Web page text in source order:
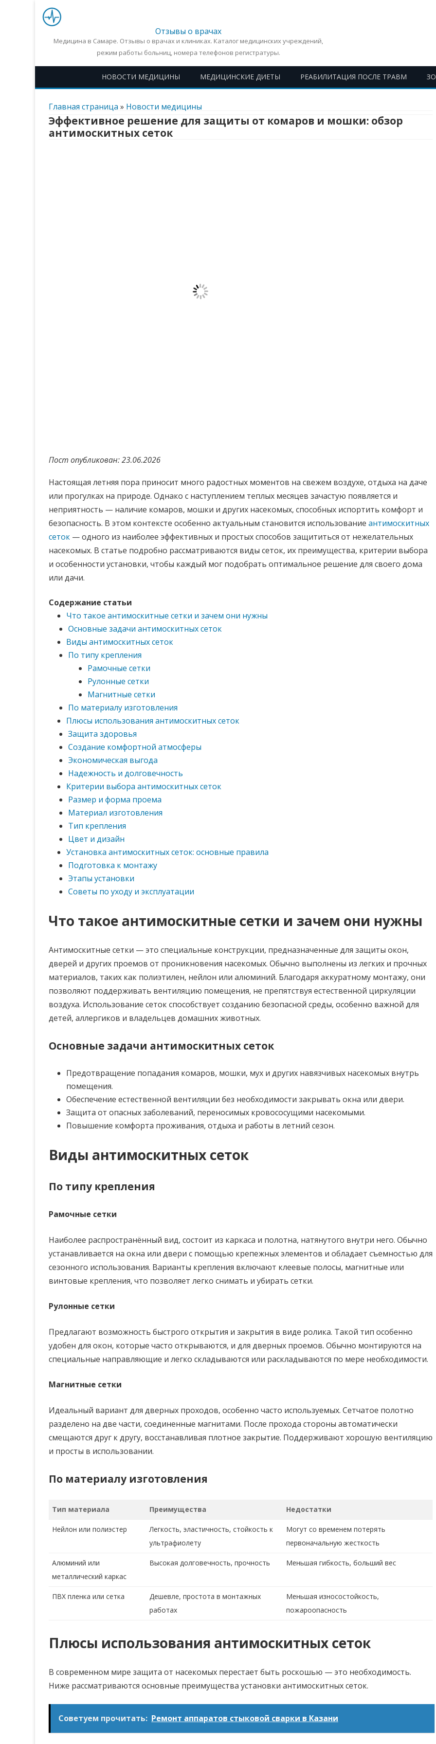
Отзывы о врачах
Медицина в Самаре. Отзывы о врачах и клиниках. Каталог медицинских учреждений,
режим работы больниц, номера телефонов регистратуры.
НОВОСТИ МЕДИЦИНЫ МЕДИЦИНСКИЕ ДИЕТЫ РЕАБИЛИТАЦИЯ ПОСЛЕ ТРАВМ
Перейти
Главная страница » Новости медицины
Эффективное решение для защиты от комаров и мошки: обзор
антимоскитных сеток
Пост опубликован: 23.06.2026
Настоящая летняя пора приносит много радостных моментов на свежем воздухе, отдыха на даче
или прогулках на природе. Однако с наступлением теплых месяцев зачастую появляется и
неприятность — наличие комаров, мошки и других насекомых, способных испортить комфорт и
безопасность. В этом контексте особенно актуальным становится использование антимоскитных
сеток — одного из наиболее эффективных и простых способов защититься от нежелательных
насекомых. В статье подробно рассматриваются виды сеток, их преимущества, критерии выбора
и особенности установки, чтобы каждый мог подобрать оптимальное решение для своего дома
или дачи.
Содержание статьи
Что такое антимоскитные сетки и зачем они нужны
Основные задачи антимоскитных сеток
Виды антимоскитных сеток
По типу крепления
Рамочные сетки
Рулонные сетки
Магнитные сетки
По материалу изготовления
Плюсы использования антимоскитных сеток
Защита здоровья
Создание комфортной атмосферы
Экономическая выгода
Надежность и долговечность
Критерии выбора антимоскитных сеток
Размер и форма проема
Материал изготовления
Тип крепления
Цвет и дизайн
Установка антимоскитных сеток: основные правила
Подготовка к монтажу
Этапы установки
Советы по уходу и эксплуатации
Что такое антимоскитные сетки и зачем они нужны
Антимоскитные сетки — это специальные конструкции, предназначенные для защиты окон,
дверей и других проемов от проникновения насекомых. Обычно выполнены из легких и прочных
материалов, таких как полиэтилен, нейлон или алюминий. Благодаря аккуратному монтажу, они
позволяют поддерживать вентиляцию помещения, не препятствуя естественной циркуляции
воздуха. Использование сеток способствует созданию безопасной среды, особенно важной для
детей, аллергиков и владельцев домашних животных.
Основные задачи антимоскитных сеток
Предотвращение попадания комаров, мошки, мух и других навязчивых насекомых внутрь
помещения.
Обеспечение естественной вентиляции без необходимости закрывать окна или двери.
Защита от опасных заболеваний, переносимых кровососущими насекомыми.
Повышение комфорта проживания, отдыха и работы в летний сезон.
Виды антимоскитных сеток
По типу крепления
Рамочные сетки
Наиболее распространённый вид, состоит из каркаса и полотна, натянутого внутри него. Обычно
устанавливается на окна или двери с помощью крепежных элементов и обладает съемностью для
сезонного использования. Варианты крепления включают клеевые полосы, магнитные или
винтовые крепления, что позволяет легко снимать и убирать сетки.
Рулонные сетки
Предлагают возможность быстрого открытия и закрытия в виде ролика. Такой тип особенно
удобен для окон, которые часто открываются, и для дверных проемов. Обычно монтируются на
специальные направляющие и легко складываются или раскладываются по мере необходимости.
Магнитные сетки
Идеальный вариант для дверных проходов, особенно часто используемых. Сетчатое полотно
разделено на две части, соединенные магнитами. После прохода стороны автоматически
смещаются друг к другу, восстанавливая плотное закрытие. Поддерживают хорошую вентиляцию
и просты в использовании.
По материалу изготовления
Тип материала Преимущества Недостатки
Нейлон или полиэстер
Легкость, эластичность, стойкость к
ультрафиолету
Могут со временем потерять
первоначальную жесткость
Алюминий или
металлический каркас
Высокая долговечность, прочность Меньшая гибкость, больший вес
ПВХ пленка или сетка
Дешевле, простота в монтажных
работах
Меньшая износостойкость,
пожароопасность
Плюсы использования антимоскитных сеток
В современном мире защита от насекомых перестает быть роскошью — это необходимость.
Ниже рассматриваются основные преимущества установки антимоскитных сеток.
Советуем прочитать: Ремонт аппаратов стыковой сварки в Казани